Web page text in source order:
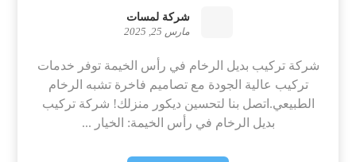
شركة لمسات
مارس 25, 2025
شركة تركيب بديل الرخام في رأس الخيمة توفر خدمات
تركيب عالية الجودة مع تصاميم فاخرة تشبه الرخام
الطبيعي.اتصل بنا لتحسين ديكور منزلك! شركة تركيب
بديل الرخام في رأس الخيمة: الخيار ...